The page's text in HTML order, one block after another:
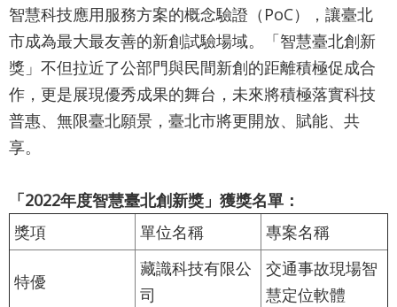
政
站
開
放
宣
告
智慧科技應用服務方案的概念驗證（PoC），讓臺北
市成為最大最友善的新創試驗場域。「智慧臺北創新
獎」不但拉近了公部門與民間新創的距離積極促成合
作，更是展現優秀成果的舞台，未來將積極落實科技
普惠、無限臺北願景，臺北市將更開放、賦能、共
享。
「2022年度智慧臺北創新獎」獲獎名單：
獎項
單位名稱 專案名稱
特優
藏識科技有限公
司
交通事故現場智
慧定位軟體